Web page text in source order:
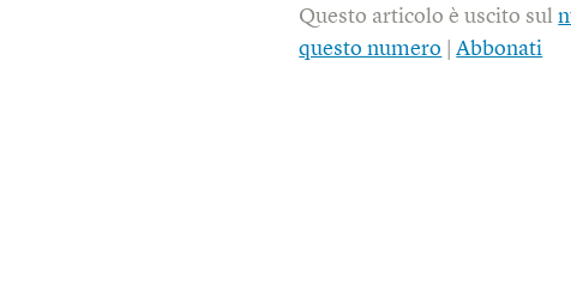
Questo articolo è uscito sul
questo numero |Abbonati